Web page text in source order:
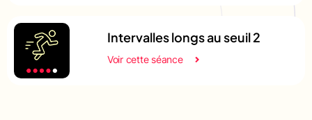
Intervalles longs au seuil 2
Voir cette séance